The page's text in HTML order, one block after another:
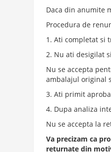
Daca din anumite
Procedura de
1. Ati completat si
2. Nu ati desigilat
Nu se accepta
ambalajul original
3. Ati primit
4. Dupa analiza
Nu se accepta la
Va precizam ca
returnate din